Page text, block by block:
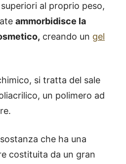
al proprio peso,
ammorbidisce la
creando un gel
si tratta del sale
un polimero ad
che ha una
costituita da un gran